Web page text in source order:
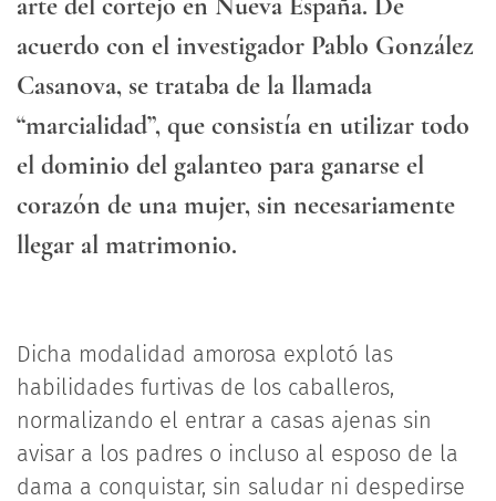
acuerdo con el investigador Pablo González
Casanova, se trataba de la llamada
“marcialidad”, que consistía en utilizar todo
el dominio del galanteo para ganarse el
corazón de una mujer, sin necesariamente
llegar al matrimonio.
Dicha modalidad amorosa explotó las
habilidades furtivas de los caballeros,
normalizando el entrar a casas ajenas sin
avisar a los padres o incluso al esposo de la
dama a conquistar, sin saludar ni despedirse